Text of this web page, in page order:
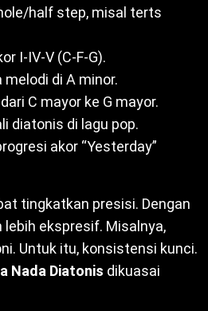
half step, misal terts
I-IV-V (C-F-G).
melodi di A minor.
C mayor ke G mayor.
diatonis di lagu pop.
akor “Yesterday”
tingkatkan presisi. Dengan
ekspresif. Misalnya,
Untuk itu, konsistensi kunci.
Nada Diatonis dikuasai